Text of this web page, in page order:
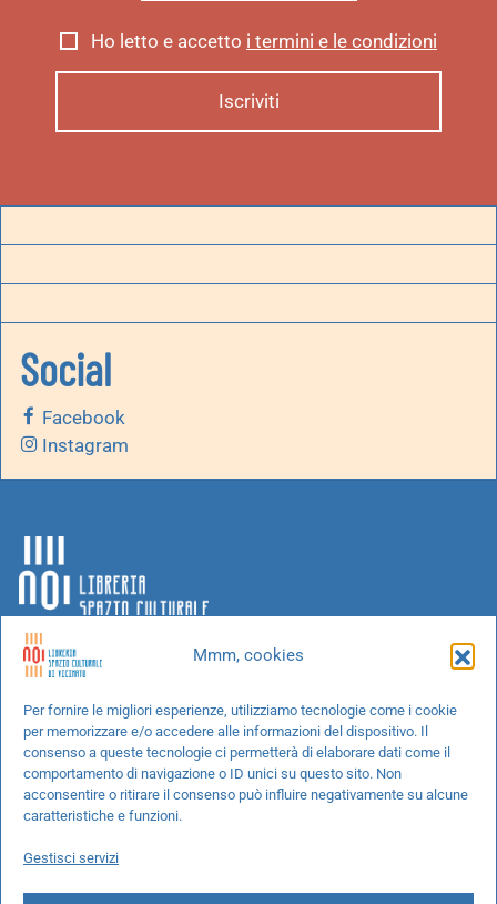
Mmm, cookies
Per fornire le migliori esperienze, utilizziamo tecnologie come i cookie
per memorizzare e/o accedere alle informazioni del dispositivo. Il
consenso a queste tecnologie ci permetterà di elaborare dati come il
comportamento di navigazione o ID unici su questo sito. Non
acconsentire o ritirare il consenso può influire negativamente su alcune
caratteristiche e funzioni.
Gestisci servizi
Ho letto e accetto i termini e le condizioni
Social
Facebook
Instagram
Chi siamo
Progetti speciali
Richiedi un libro
Spedizioni
Cookie Policy